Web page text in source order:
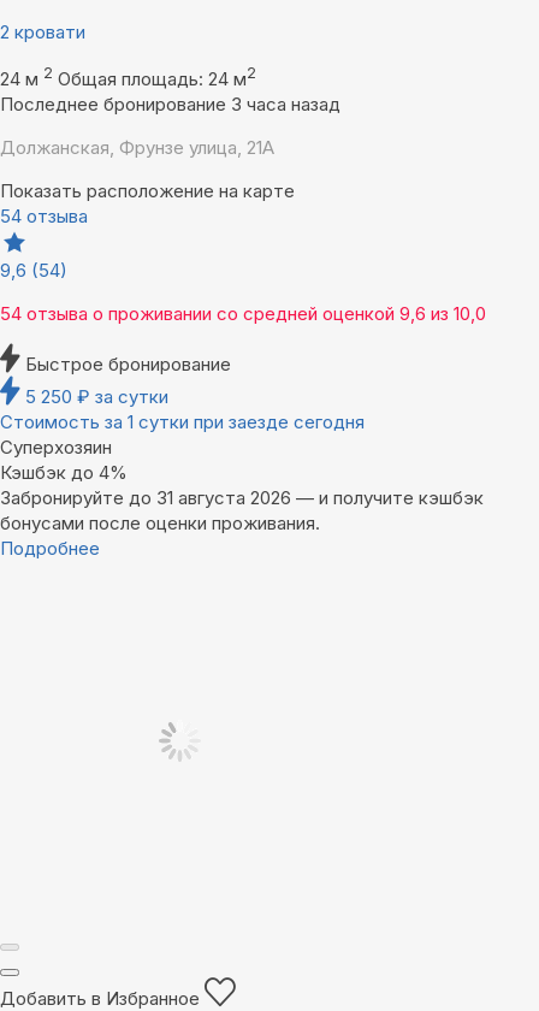
2 кровати
24 м 2 Общая площадь: 24 м2
Последнее бронирование 3 часа назад
Должанская, Фрунзе улица, 21А
Показать расположение на карте
54 отзыва
9,6 (54)
54 отзыва о проживании со средней оценкой 9,6 из 10,0
Быстрое бронирование
5 250 ₽ за сутки
Стоимость за 1 сутки при заезде сегодня
Суперхозяин
Кэшбэк до 4%
Забронируйте до 31 августа 2026 — и получите кэшбэк
бонусами после оценки проживания.
Подробнее
Добавить в Избранное